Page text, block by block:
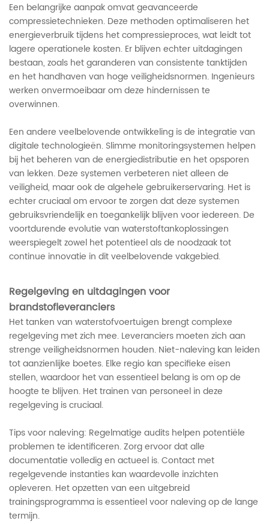
Een belangrijke aanpak omvat geavanceerde
compressietechnieken. Deze methoden optimaliseren het
energieverbruik tijdens het compressieproces, wat leidt tot
lagere operationele kosten. Er blijven echter uitdagingen
bestaan, zoals het garanderen van consistente tanktijden
en het handhaven van hoge veiligheidsnormen. Ingenieurs
werken onvermoeibaar om deze hindernissen te
overwinnen.
Een andere veelbelovende ontwikkeling is de integratie van
digitale technologieën. Slimme monitoringsystemen helpen
bij het beheren van de energiedistributie en het opsporen
van lekken. Deze systemen verbeteren niet alleen de
veiligheid, maar ook de algehele gebruikerservaring. Het is
echter cruciaal om ervoor te zorgen dat deze systemen
gebruiksvriendelijk en toegankelijk blijven voor iedereen. De
voortdurende evolutie van waterstoftankoplossingen
weerspiegelt zowel het potentieel als de noodzaak tot
continue innovatie in dit veelbelovende vakgebied.
Regelgeving en uitdagingen voor
brandstofleveranciers
Het tanken van waterstofvoertuigen brengt complexe
regelgeving met zich mee. Leveranciers moeten zich aan
strenge veiligheidsnormen houden. Niet-naleving kan leiden
tot aanzienlijke boetes. Elke regio kan specifieke eisen
stellen, waardoor het van essentieel belang is om op de
hoogte te blijven. Het trainen van personeel in deze
regelgeving is cruciaal.
Tips voor naleving: Regelmatige audits helpen potentiële
problemen te identificeren. Zorg ervoor dat alle
documentatie volledig en actueel is. Contact met
regelgevende instanties kan waardevolle inzichten
opleveren. Het opzetten van een uitgebreid
trainingsprogramma is essentieel voor naleving op de lange
termijn.